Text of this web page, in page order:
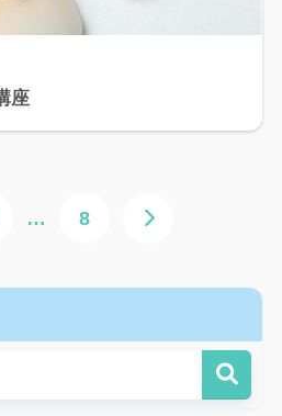
座
… 8